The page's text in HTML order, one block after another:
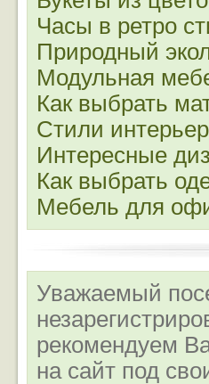
Часы в ретро
Природный
Модульная
Как выбрать
Стили
Интересные
Как выбрать
Мебель для
Уважаемый
рекомендуем
на сайт под